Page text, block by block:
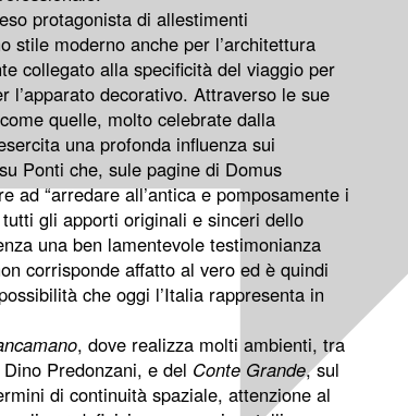
protagonista di allestimenti
stile moderno anche per l’architettura
collegato alla specificità del viaggio per
l’apparato decorativo. Attraverso le sue
quelle, molto celebrate dalla
una profonda influenza sui
Ponti che, sule pagine di Domus
ad “arredare all’antica e pomposamente i
gli apporti originali e sinceri dello
una ben lamentevole testimonianza
corrisponde affatto al vero ed è quindi
che oggi l’Italia rappresenta in
, dove realizza molti ambienti, tra
Predonzani, e del Conte Grande, sul
di continuità spaziale, attenzione al